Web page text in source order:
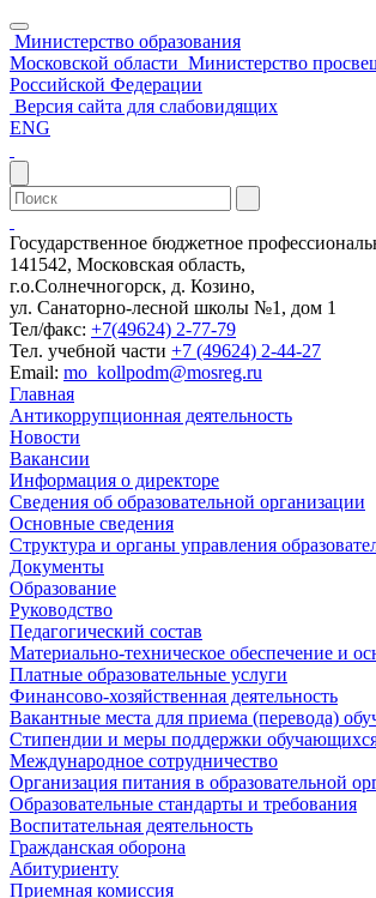
Министерство образования
Московской области Министерство
Российской Федерации
Версия сайта для слабовидящих
ENG
Государственное бюджетное
141542, Московская область,
г.о.Солнечногорск, д. Козино,
ул. Санаторно-лесной школы №1, дом 1
Тел/факс: +7(49624) 2-77-79
Тел. учебной части +7 (49624) 2-44-27
Email: mo_kollpodm@mosreg.ru
Главная
Антикоррупционная деятельность
Новости
Вакансии
Информация о директоре
Сведения об образовательной организации
Основные сведения
Структура и органы управления
Документы
Образование
Руководство
Педагогический состав
Материально-техническое обеспечение и
Платные образовательные услуги
Финансово-хозяйственная деятельность
Вакантные места для приема (перевода)
Стипендии и меры поддержки
Международное сотрудничество
Организация питания в образовательной
Образовательные стандарты и требования
Воспитательная деятельность
Гражданская оборона
Абитуриенту
Приемная комиссия